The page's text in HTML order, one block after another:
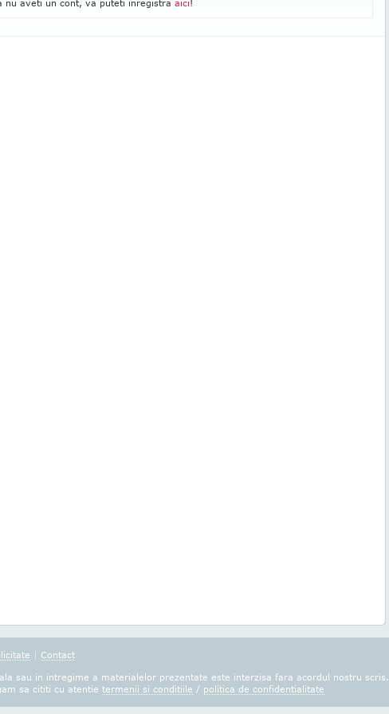
nu aveti un cont, va puteti inregistra aici!
| Contact
sau in intregime a materialelor prezentate este interzisa fara acordul nostru scris.
sa cititi cu atentie termenii si conditiile / politica de confidentialitate